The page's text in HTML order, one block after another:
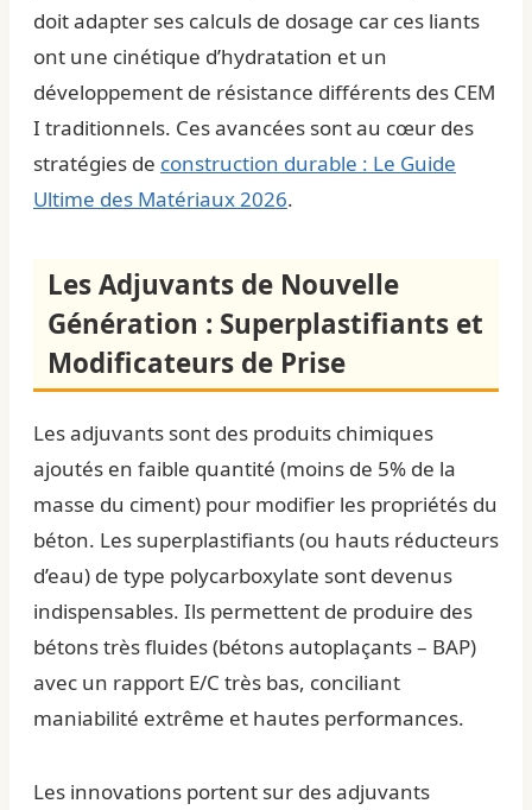
doit adapter ses calculs de dosage car ces liants
ont une cinétique d’hydratation et un
développement de résistance différents des CEM
I traditionnels. Ces avancées sont au cœur des
stratégies de construction durable : Le Guide
Ultime des Matériaux 2026.
Les Adjuvants de Nouvelle
Génération : Superplastifiants et
Modificateurs de Prise
Les adjuvants sont des produits chimiques
ajoutés en faible quantité (moins de 5% de la
masse du ciment) pour modifier les propriétés du
béton. Les superplastifiants (ou hauts réducteurs
d’eau) de type polycarboxylate sont devenus
indispensables. Ils permettent de produire des
bétons très fluides (bétons autoplaçants – BAP)
avec un rapport E/C très bas, conciliant
maniabilité extrême et hautes performances.
Les innovations portent sur des adjuvants